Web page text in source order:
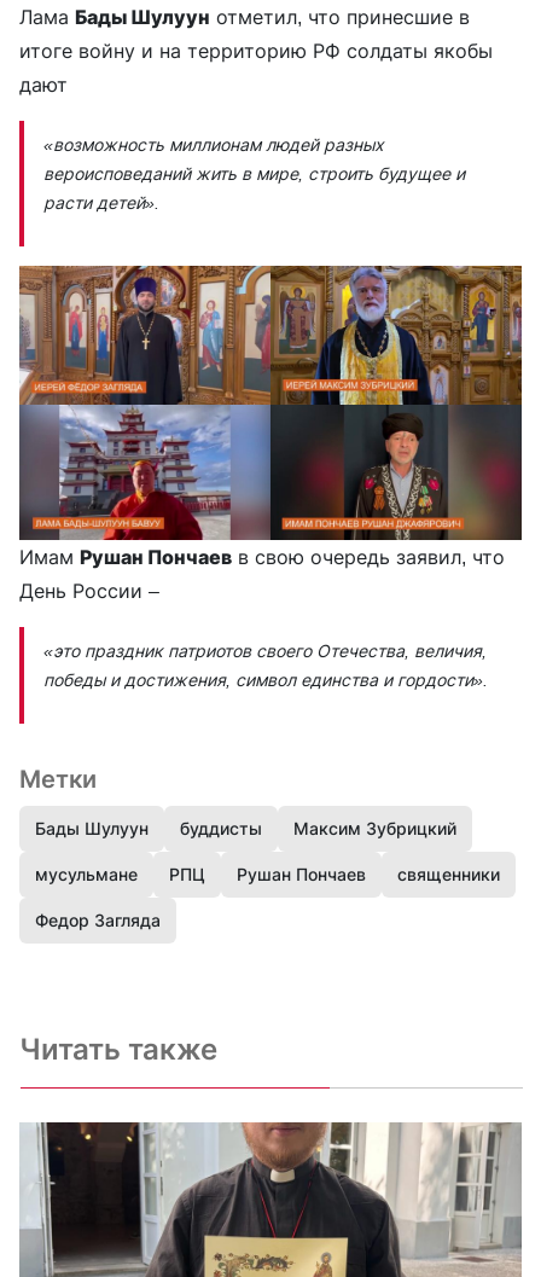
Лама Бады Шулуун отметил, что принесшие в
итоге войну и на территорию РФ солдаты якобы
дают
«возможность миллионам людей разных
вероисповеданий жить в мире, строить будущее и
расти детей».
Имам Рушан Пончаев в свою очередь заявил, что
День России –
«это праздник патриотов своего Отечества, величия,
победы и достижения, символ единства и гордости».
Метки
Бады Шулуун буддисты Максим Зубрицкий
мусульмане РПЦ Рушан Пончаев священники
Федор Загляда
Читать также